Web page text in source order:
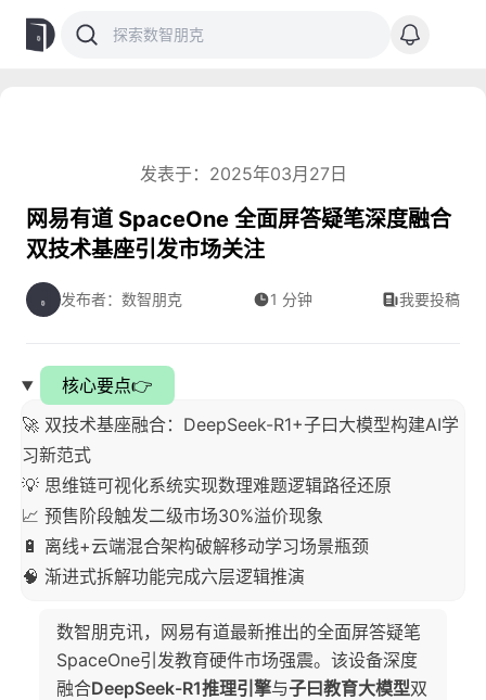
发表于：2025年03月27日
网易有道 SpaceOne 全面屏答疑笔深度融合
双技术基座引发市场关注
发布者：数智朋克 1 分钟 我要投稿
核心要点👉
🚀 双技术基座融合：DeepSeek-R1+子曰大模型构建AI学
习新范式
💡 思维链可视化系统实现数理难题逻辑路径还原
📈 预售阶段触发二级市场30%溢价现象
🔋 离线+云端混合架构破解移动学习场景瓶颈
🧠 渐进式拆解功能完成六层逻辑推演
数智朋克讯，网易有道最新推出的全面屏答疑笔
SpaceOne引发教育硬件市场强震。该设备深度
融合DeepSeek-R1推理引擎与子曰教育大模型双